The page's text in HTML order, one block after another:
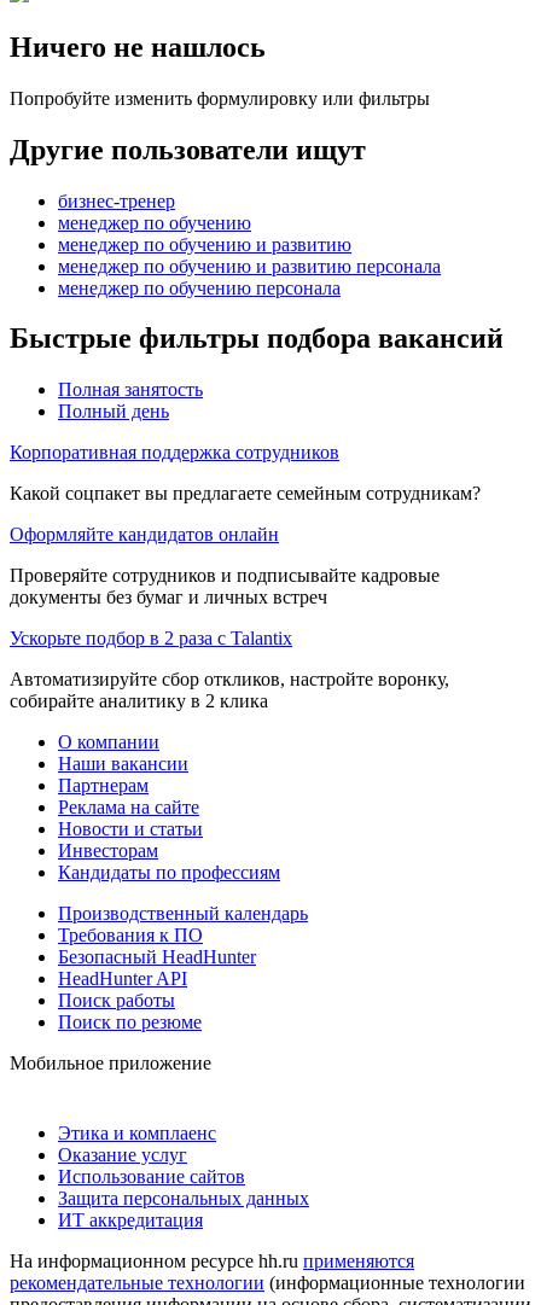
Ничего не нашлось
Попробуйте изменить формулировку или фильтры
Другие пользователи ищут
бизнес-тренер
менеджер по обучению
менеджер по обучению и развитию
менеджер по обучению и развитию персонала
менеджер по обучению персонала
Быстрые фильтры подбора вакансий
Полная занятость
Полный день
Корпоративная поддержка сотрудников
Какой соцпакет вы предлагаете семейным сотрудникам?
Оформляйте кандидатов онлайн
Проверяйте сотрудников и подписывайте кадровые
документы без бумаг и личных встреч
Ускорьте подбор в 2 раза с Talantix
Автоматизируйте сбор откликов, настройте воронку,
собирайте аналитику в 2 клика
О компании
Наши вакансии
Партнерам
Реклама на сайте
Новости и статьи
Инвесторам
Кандидаты по профессиям
Производственный календарь
Требования к ПО
Безопасный HeadHunter
HeadHunter API
Поиск работы
Поиск по резюме
Мобильное приложение
Этика и комплаенс
Оказание услуг
Использование сайтов
Защита персональных данных
ИТ аккредитация
На информационном ресурсе hh.ru применяются
рекомендательные технологии (информационные технологии